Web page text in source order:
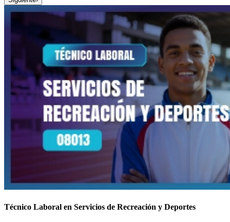
Técnico Laboral en Servicios de Recreación y Deportes